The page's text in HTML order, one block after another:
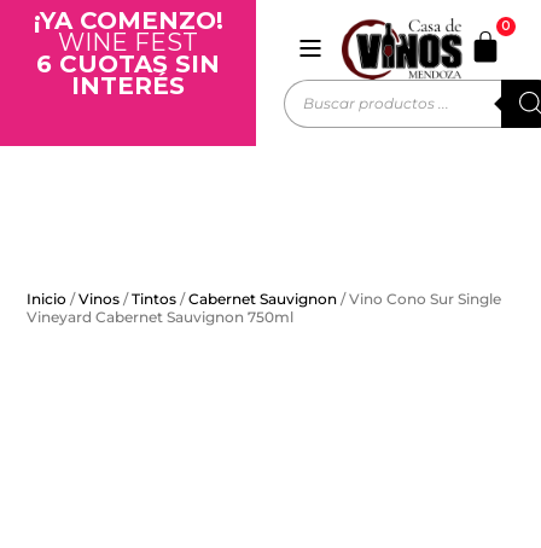
¡YA COMENZO!
WINE FEST
6 CUOTAS SIN
INTERÉS
0
Inicio /Vinos /Tintos /Cabernet Sauvignon / Vino Cono Sur Single
Vineyard Cabernet Sauvignon 750ml